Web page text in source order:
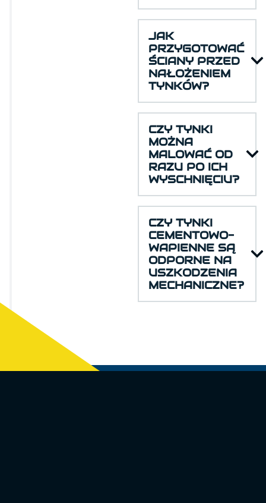
JAK
PRZYGOTOWAĆ
ŚCIANY PRZED
NAŁOŻENIEM
TYNKÓW?
CZY TYNKI
MOŻNA
MALOWAĆ OD
RAZU PO ICH
WYSCHNIĘCIU?
CZY TYNKI
CEMENTOWO-
WAPIENNE SĄ
ODPORNE NA
USZKODZENIA
MECHANICZNE?